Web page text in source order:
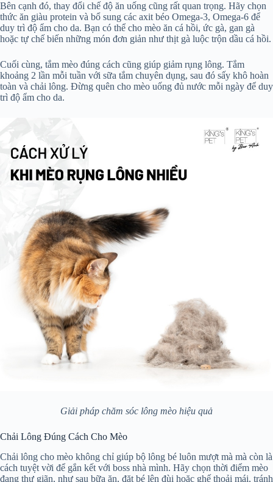
Bên cạnh đó, thay đổi chế độ ăn uống cũng rất quan trọng. Hãy chọn
thức ăn giàu protein và bổ sung các axit béo Omega-3, Omega-6 để
duy trì độ ẩm cho da. Bạn có thể cho mèo ăn cá hồi, ức gà, gan gà
hoặc tự chế biến những món đơn giản như thịt gà luộc trộn dầu cá hồi.
Cuối cùng, tắm mèo đúng cách cũng giúp giảm rụng lông. Tắm
khoảng 2 lần mỗi tuần với sữa tắm chuyên dụng, sau đó sấy khô hoàn
toàn và chải lông. Đừng quên cho mèo uống đủ nước mỗi ngày để duy
trì độ ẩm cho da.
Giải pháp chăm sóc lông mèo hiệu quả
Chải Lông Đúng Cách Cho Mèo
Chải lông cho mèo không chỉ giúp bộ lông bé luôn mượt mà mà còn là
cách tuyệt vời để gắn kết với boss nhà mình. Hãy chọn thời điểm mèo
đang thư giãn, như sau bữa ăn, đặt bé lên đùi hoặc ghế thoải mái, tránh